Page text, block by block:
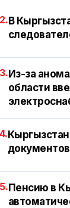
2. В
3.Из-за
области
4.
5.Пенсию в